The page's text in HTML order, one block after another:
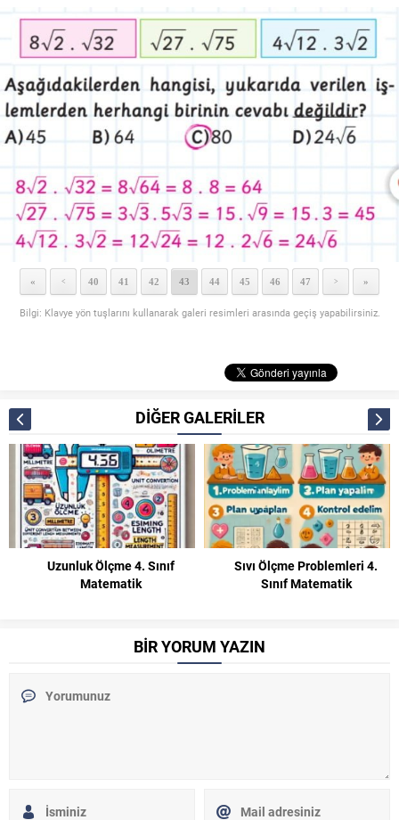
« < 40 41 42 43 44 45 46 47 > »
Bilgi: Klavye yön tuşlarını kullanarak galeri resimleri arasında geçiş yapabilirsiniz.
DİĞER GALERİLER
Uzunluk Ölçme 4. Sınıf
Matematik
Sıvı Ölçme Problemleri 4.
Sınıf Matematik
BİR YORUM YAZIN